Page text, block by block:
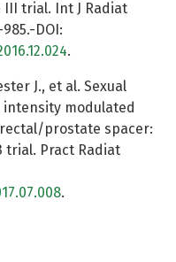
trial. Int J Radiat
DOI:
.
J., et al. Sexual
modulated
prostate spacer:
trial. Pract Radiat
.